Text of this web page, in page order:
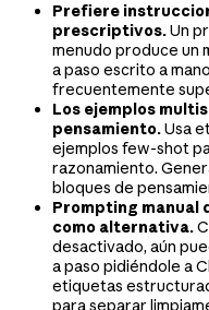
Prefiere
prescriptivos.Un
menudo produce un
a paso escrito a
frecuentemente
Los ejemplos
pensamiento.Usa
ejemplos few-shot
razonamiento.
bloques de
Prompting manual
como alternativa.
desactivado, aún
a paso pidiéndole a
etiquetas
para separar